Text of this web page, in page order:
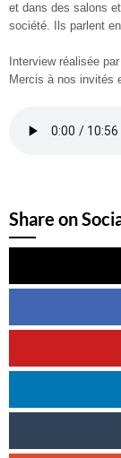
et dans des salons
société. Ils parlent
Interview réalisée
Mercis à nos invités
Share on